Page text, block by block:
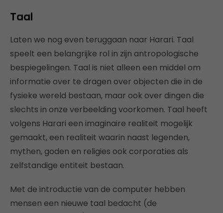
Taal
Laten we nog even teruggaan naar Harari. Taal
speelt een belangrijke rol in zijn antropologische
bespiegelingen. Taal is niet alleen een middel om
informatie over te dragen over objecten die in de
fysieke wereld bestaan, maar ook over dingen die
slechts in onze verbeelding voorkomen. Taal heeft
volgens Harari een imaginaire realiteit mogelijk
gemaakt, een realiteit waarin naast legenden,
mythen, goden en religies ook corporaties als
zelfstandige entiteit bestaan.
Met de introductie van de computer hebben
mensen een nieuwe taal bedacht (de